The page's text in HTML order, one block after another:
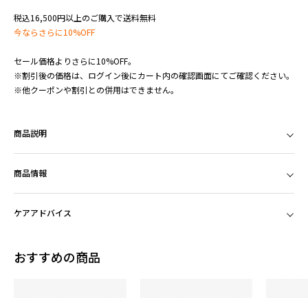
税込16,500円以上のご購入で送料無料
今ならさらに10%OFF
セール価格よりさらに10%OFF。
※割引後の価格は、ログイン後にカート内の確認画面にてご確認ください。
※他クーポンや割引との併用はできません。
商品説明
商品情報
ケアアドバイス
おすすめの商品